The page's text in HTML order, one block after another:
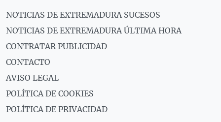
NOTICIAS DE EXTREMADURA SUCESOS
NOTICIAS DE EXTREMADURA ÚLTIMA HORA
CONTRATAR PUBLICIDAD
CONTACTO
AVISO LEGAL
POLÍTICA DE COOKIES
POLÍTICA DE PRIVACIDAD